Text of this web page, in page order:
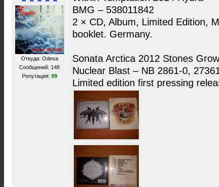
Откуда: Odesa
Сообщений: 148
Репутация: 99
BMG ‎– 538011842
2 × CD, Album, Limited Edition,
booklet. Germany.
Sonata Arctica ‎2012 Stones
Nuclear Blast ‎– NB 2861-0‎,
Limited edition first pressing